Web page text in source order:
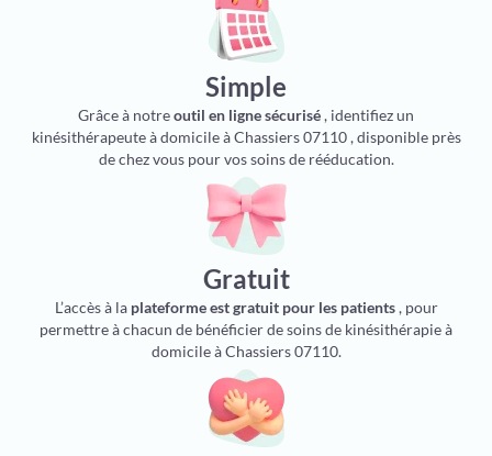
Simple
Grâce à notreoutil en ligne sécurisé, identifiez un
kinésithérapeute à domicile à Chassiers 07110 , disponible près
de chez vous pour vos soins de rééducation.
Gratuit
L’accès à la plateforme est gratuit pour les patients, pour
permettre à chacun de bénéficier de soins de kinésithérapie à
domicile à Chassiers 07110.